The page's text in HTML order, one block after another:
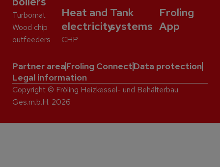
Turbomat
Wood chip
outfeeders
Heat and
electricity
CHP
Tank
systems
Froling
App
Partner areaFroling ConnectData protection
Legal information
Copyright © Fröling Heizkessel- und Behälterbau
Ges.m.b.H. 2026